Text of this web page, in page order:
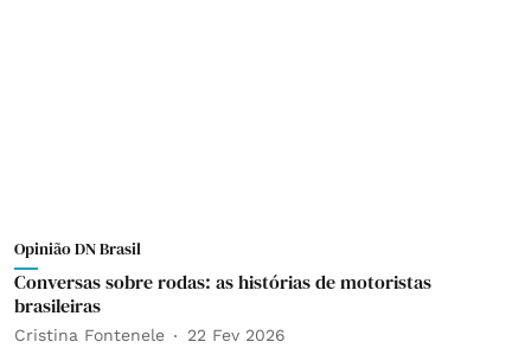
Opinião DN Brasil
Conversas sobre rodas: as histórias de motoristas
brasileiras
Cristina Fontenele 22 Fev 2026